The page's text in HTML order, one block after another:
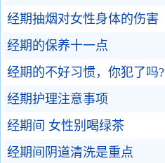
经期抽烟对女性身体的伤害
经期的保养十一点
经期的不好习惯，你犯了吗?
经期护理注意事项
经期间 女性别喝绿茶
经期间阴道清洗是重点